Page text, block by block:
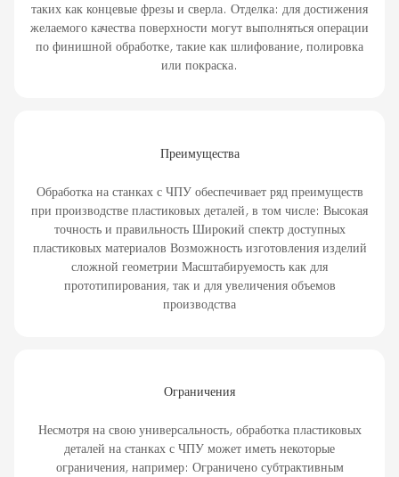
таких как концевые фрезы и сверла. Отделка: для достижения
желаемого качества поверхности могут выполняться операции
по финишной обработке, такие как шлифование, полировка
или покраска.
Преимущества
Обработка на станках с ЧПУ обеспечивает ряд преимуществ
при производстве пластиковых деталей, в том числе: Высокая
точность и правильность Широкий спектр доступных
пластиковых материалов Возможность изготовления изделий
сложной геометрии Масштабируемость как для
прототипирования, так и для увеличения объемов
производства
Ограничения
Несмотря на свою универсальность, обработка пластиковых
деталей на станках с ЧПУ может иметь некоторые
ограничения, например: Ограничено субтрактивным